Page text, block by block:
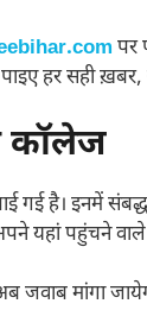
पर
हर सही
कॉलेज
गई है। इनमें
यहां पहुंचने वाले
मांगा